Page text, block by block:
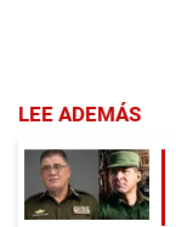
LEE ADEMÁS